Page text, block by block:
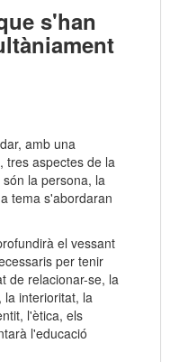
s'han
amb una
tres aspectes de la
la persona, la
tema s'abordaran
el vessant
per tenir
de relacionar-se, la
la interioritat, la
l'ètica, els
l'educació